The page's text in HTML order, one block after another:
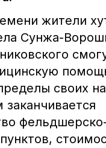
жители
Сунжа-
своих
заканчивается